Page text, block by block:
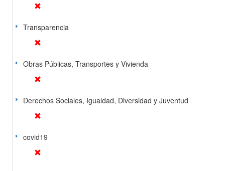
Transparencia
Obras Públicas, Transportes y Vivienda
Derechos Sociales, Igualdad, Diversidad y Juventud
covid19